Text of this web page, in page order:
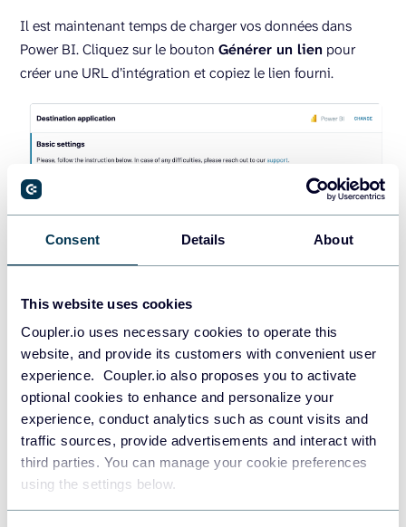
Consent Details About
This website uses cookies
Coupler.io uses necessary cookies to operate this
website, and provide its customers with convenient user
experience. Coupler.io also proposes you to activate
optional cookies to enhance and personalize your
experience, conduct analytics such as count visits and
traffic sources, provide advertisements and interact with
third parties. You can manage your cookie preferences
using the settings below.
Il est maintenant temps de charger vos données dans
Power BI. Cliquez sur le bouton Générer un lien pour
créer une URL d’intégration et copiez le lien fourni.
Ouvrez Power BI Desktop et accédez àObtenir des
données> Web.